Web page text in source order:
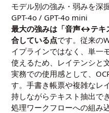
モデル別の強み・弱みを深
GPT-4o / GPT-4o mini
最大の強みは「音声↔テ
合している点です。従来の
イプラインではなく、単一
使えるため、レイテンシと
実務での使用感として、
す。手書き帳票や複雑なレ
持しながらテキスト抽出で
処理ワークフローへの組み